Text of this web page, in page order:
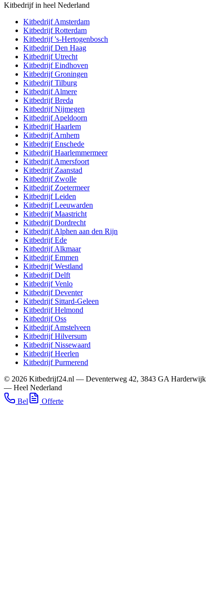
Kitbedrijf in heel Nederland
KitbedrijfAmsterdam
KitbedrijfRotterdam
Kitbedrijf's-Hertogenbosch
KitbedrijfDen Haag
KitbedrijfUtrecht
KitbedrijfEindhoven
KitbedrijfGroningen
KitbedrijfTilburg
KitbedrijfAlmere
KitbedrijfBreda
KitbedrijfNijmegen
KitbedrijfApeldoorn
KitbedrijfHaarlem
KitbedrijfArnhem
KitbedrijfEnschede
KitbedrijfHaarlemmermeer
KitbedrijfAmersfoort
Kitbedrijf Zaanstad
Kitbedrijf Zwolle
Kitbedrijf Zoetermeer
KitbedrijfLeiden
KitbedrijfLeeuwarden
KitbedrijfMaastricht
KitbedrijfDordrecht
KitbedrijfAlphen aan den Rijn
KitbedrijfEde
KitbedrijfAlkmaar
KitbedrijfEmmen
KitbedrijfWestland
KitbedrijfDelft
KitbedrijfVenlo
KitbedrijfDeventer
Kitbedrijf Sittard-Geleen
KitbedrijfHelmond
KitbedrijfOss
KitbedrijfAmstelveen
KitbedrijfHilversum
KitbedrijfNissewaard
KitbedrijfHeerlen
KitbedrijfPurmerend
© 2026 Kitbedrijf24.nl — Deventerweg 42, 3843 GA Harderwijk
— Heel Nederland
Bel
Offerte